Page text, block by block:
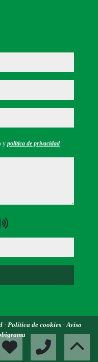
y política de privacidad
· Política de cookies ·Aviso